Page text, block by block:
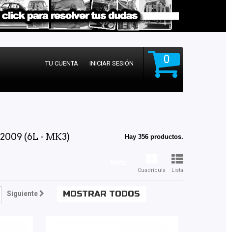
0
TU CUENTA INICIAR SESIÓN
(6L - MK3) Hay 356 productos.
Cuadrícula Lista
MOSTRAR TODOS
Siguiente